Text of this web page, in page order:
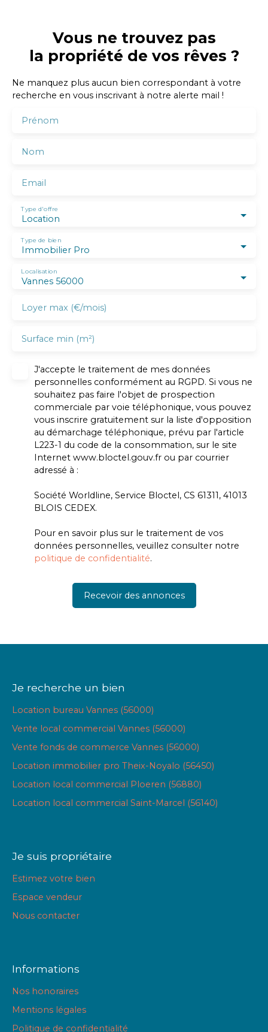
Vous ne trouvez pas
la propriété de vos rêves ?
Ne manquez plus aucun bien correspondant à votre
recherche en vous inscrivant à notre alerte mail !
Prénom
Nom
Email
Location
Type d'offre
Immobilier Pro
Type de bien
Vannes 56000
Localisation
Loyer max (€/mois)
Surface min (m²)
J'accepte le traitement de mes données
personnelles conformément au RGPD. Si vous ne
souhaitez pas faire l'objet de prospection
commerciale par voie téléphonique, vous pouvez
vous inscrire gratuitement sur la liste d'opposition
au démarchage téléphonique, prévu par l'article
L223-1 du code de la consommation, sur le site
Internet www.bloctel.gouv.fr ou par courrier
adressé à :
Société Worldline, Service Bloctel, CS 61311, 41013
BLOIS CEDEX.
Pour en savoir plus sur le traitement de vos
données personnelles, veuillez consulter notre
politique de confidentialité.
Recevoir des annonces
Je recherche un bien
Location bureau Vannes (56000)
Vente local commercial Vannes (56000)
Vente fonds de commerce Vannes (56000)
Location immobilier pro Theix-Noyalo (56450)
Location local commercial Ploeren (56880)
Location local commercial Saint-Marcel (56140)
Je suis propriétaire
Estimez votre bien
Espace vendeur
Nous contacter
Informations
Nos honoraires
Mentions légales
Politique de confidentialité